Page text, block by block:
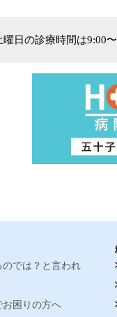
日の診療時間は9:00〜
では？と言われ
困りの方へ